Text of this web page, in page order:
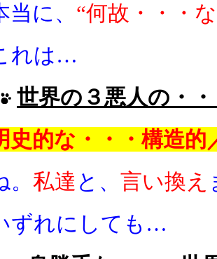
当 に、 “何故・・・
れは…
世界の ３悪人の・
史的な・・・構造的
。 私達 と、 言い換え
ずれにしても…